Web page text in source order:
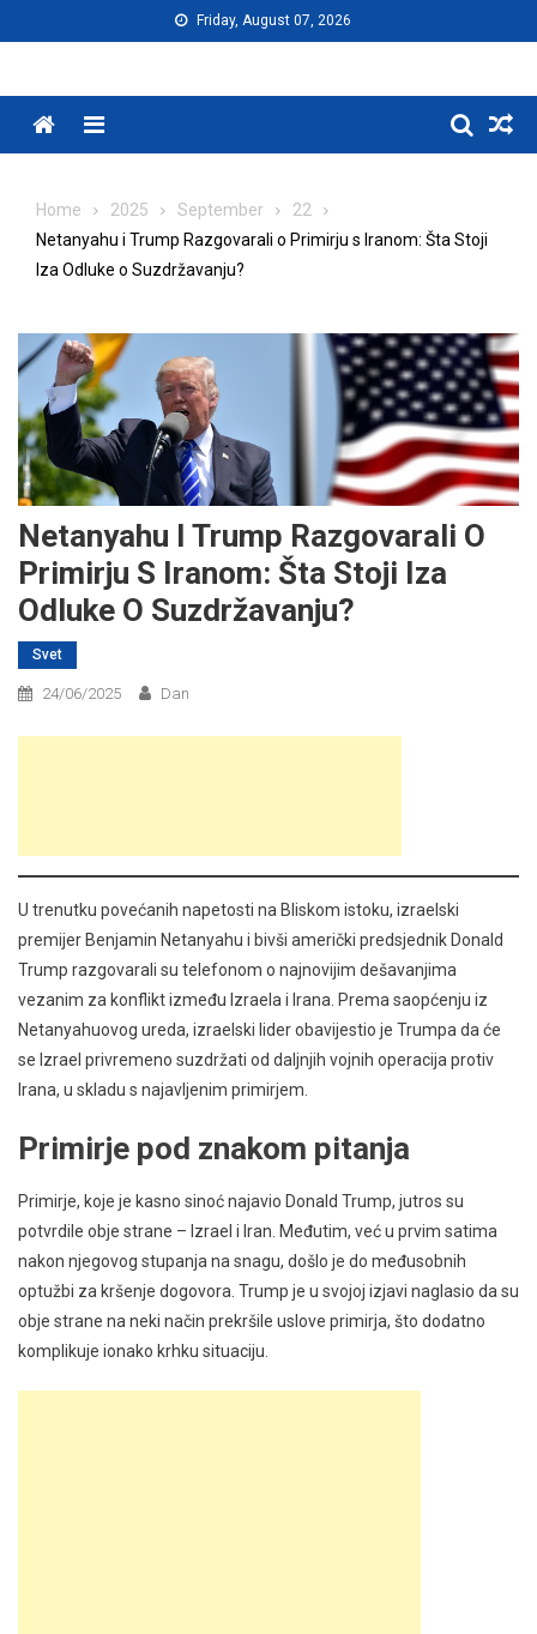
to
Friday, August 07, 2026
Menu
Home 2025 September
22
Netanyahu i Trump Razgovarali o Primirju s Iranom: Šta Stoji
Iza Odluke o Suzdržavanju?
Netanyahu I Trump Razgovarali O
Primirju S Iranom: Šta Stoji Iza
Odluke O Suzdržavanju?
Svet
24/06/2025 Dan
U trenutku povećanih napetosti na Bliskom istoku, izraelski
premijer Benjamin Netanyahu i bivši američki predsjednik Donald
Trump razgovarali su telefonom o najnovijim dešavanjima
vezanim za konflikt između Izraela i Irana. Prema saopćenju iz
Netanyahuovog ureda, izraelski lider obavijestio je Trumpa da će
se Izrael privremeno suzdržati od daljnjih vojnih operacija protiv
Irana, u skladu s najavljenim primirjem.
Primirje pod znakom pitanja
Primirje, koje je kasno sinoć najavio Donald Trump, jutros su
potvrdile obje strane – Izrael i Iran. Međutim, već u prvim satima
nakon njegovog stupanja na snagu, došlo je do međusobnih
optužbi za kršenje dogovora. Trump je u svojoj izjavi naglasio da su
obje strane na neki način prekršile uslove primirja, što dodatno
komplikuje ionako krhku situaciju.